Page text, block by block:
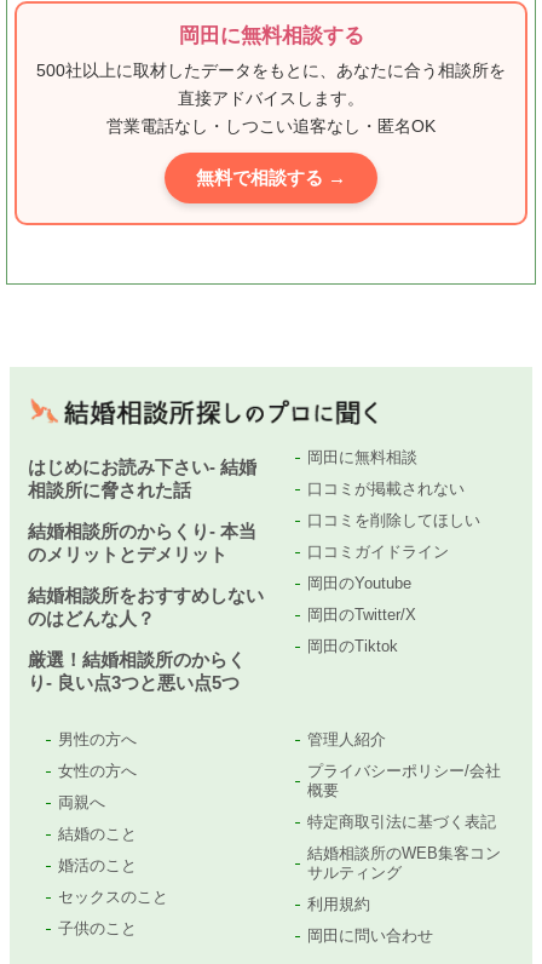
岡田に無料相談する
500社以上に取材したデータをもとに、あなたに合う相談所を
直接アドバイスします。
営業電話なし・しつこい追客なし・匿名OK
無料で相談する →
はじめにお読み下さい- 結婚
相談所に脅された話
結婚相談所のからくり- 本当
のメリットとデメリット
結婚相談所をおすすめしない
のはどんな人？
厳選！結婚相談所のからく
り- 良い点3つと悪い点5つ
岡田に無料相談
口コミが掲載されない
口コミを削除してほしい
口コミガイドライン
岡田のYoutube
岡田のTwitter/X
岡田のTiktok
男性の方へ
女性の方へ
両親へ
結婚のこと
婚活のこと
セックスのこと
子供のこと
管理人紹介
プライバシーポリシー/会社
概要
特定商取引法に基づく表記
結婚相談所のWEB集客コン
サルティング
利用規約
岡田に問い合わせ